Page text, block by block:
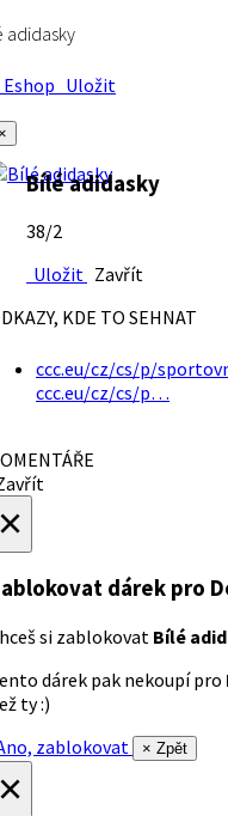
adidasky
Uložit
Bílé adidasky
38/2
Uložit Zavřít
KDE TO SEHNAT
ccc.eu/cz/cs/p/
ccc.eu/cz/cs/p…
dárek pro
si zablokovat Bílé
dárek pak nekoupí pro
ty :)
zablokovat
× Zpět